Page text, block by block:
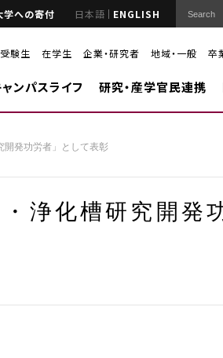
学への寄付 日本語 ENGLISH
受験生 在学生 企業・研究者 地域・一般 卒
ンパスライフ 研究・産学官民連携
開発功労者」として表彰
浄化槽研究開発